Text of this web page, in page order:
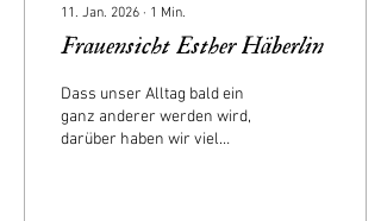
11. Jan. 2026 ∙ 1 Min.
Frauensicht Esther Häberlin
Dass unser Alltag bald ein
ganz anderer werden wird,
darüber haben wir viel